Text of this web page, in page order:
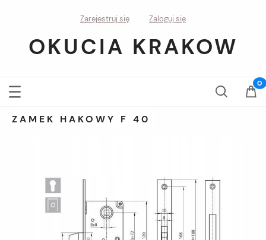
Zarejestruj się Zaloguj się
OKUCIA KRAKOW
ZAMEK HAKOWY F 40